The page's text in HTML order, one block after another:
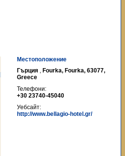
Местоположение
Гърция , Fourka, Fourka, 63077,
Greece
Телефони:
+30 23740-45040
Уебсайт:
http://www.bellagio-hotel.gr/